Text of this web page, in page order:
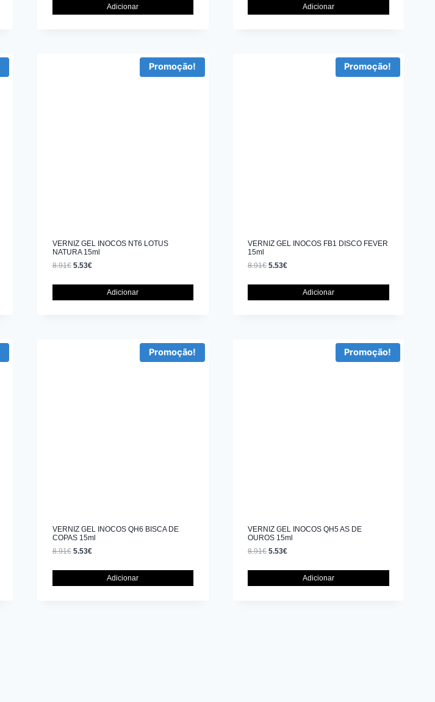
Adicionar Adicionar
Promoção!
VERNIZ GEL INOCOS NT6 LOTUS
NATURA 15ml
8.91€ 5.53€
Adicionar
Promoção!
VERNIZ GEL INOCOS FB1 DISCO FEVER
15ml
8.91€ 5.53€
Adicionar
Promoção!
VERNIZ GEL INOCOS QH6 BISCA DE
COPAS 15ml
8.91€ 5.53€
Adicionar
Promoção!
VERNIZ GEL INOCOS QH5 AS DE
OUROS 15ml
8.91€ 5.53€
Adicionar